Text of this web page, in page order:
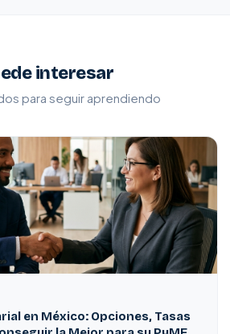
interesar
para seguir aprendiendo
en México: Opciones, Tasas